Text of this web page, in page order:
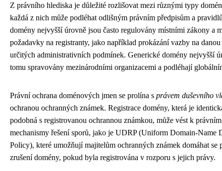
Z právního hlediska je důležité rozlišovat mezi různými typy
každá z nich může podléhat odlišným právním předpisům a
domény nejvyšší úrovně jsou často regulovány místními zákony a
požadavky na registranty, jako například prokázání vazby na
určitých administrativních podmínek. Generické domény nejvyšší
tomu spravovány mezinárodními organizacemi a podléhají
Právní ochrana doménových jmen se prolína s právem duševního
ochranou ochranných známek. Registrace domény, která je
podobná s registrovanou ochrannou známkou, může vést k
mechanismy řešení sporů, jako je UDRP (Uniform Domain-Name
Policy), které umožňují majitelům ochranných známek domáhat se
zrušení domény, pokud byla registrována v rozporu s jejich právy.